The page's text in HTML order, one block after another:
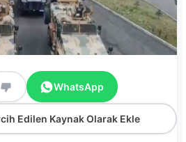
WhatsApp
Edilen Kaynak Olarak Ekle